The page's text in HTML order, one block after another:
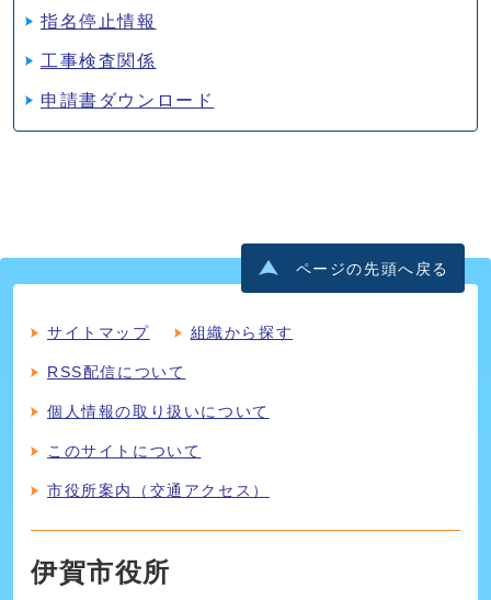
指名停止情報
工事検査関係
申請書ダウンロード
ページの先頭へ戻る
サイトマップ 組織から探す
RSS配信について
個人情報の取り扱いについて
このサイトについて
市役所案内（交通アクセス）
伊賀市役所